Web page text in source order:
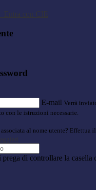
Entra con CIE
E-mail Verrà
con le istruzioni necessarie.
al nome utente? Effettua
di controllare la casella